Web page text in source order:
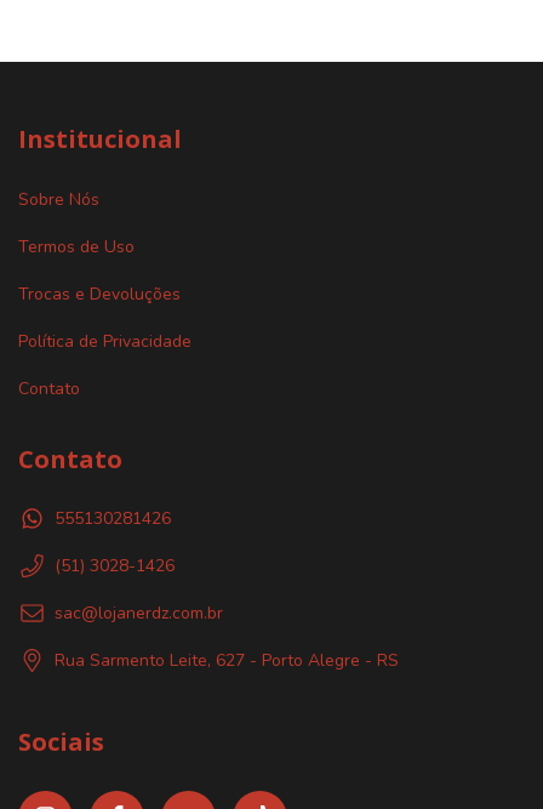
Institucional
Sobre Nós
Termos de Uso
Trocas e Devoluções
Política de Privacidade
Contato
Contato
555130281426
(51) 3028-1426
sac@lojanerdz.com.br
Rua Sarmento Leite, 627 - Porto Alegre - RS
Sociais